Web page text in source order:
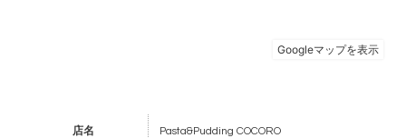
店名 Pasta&Pudding COCORO